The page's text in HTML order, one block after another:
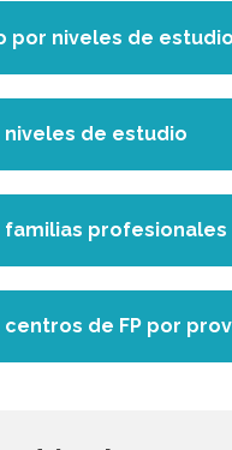
de estudio
profesionales
de FP por